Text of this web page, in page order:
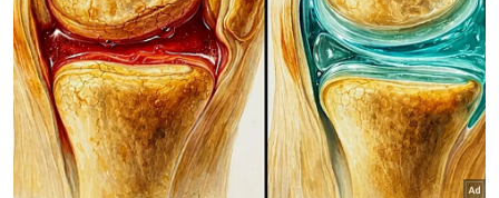
ujarnya.
Beliau berkata, Pengurusan Air Pahang
Berhad (Paip) sebagai operator
perkhidmatan bekalan air juga diminta untuk
meningkatkan mutu perkhidmatan,
merangka perancangan strategik dan